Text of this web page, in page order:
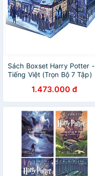
Sách Boxset Harry Potter -
Tiếng Việt (Trọn Bộ 7 Tập)
1.473.000 đ